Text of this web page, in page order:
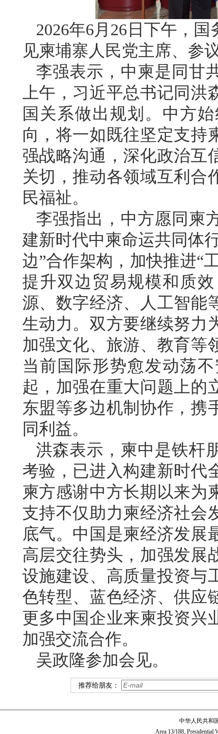
2026年6月26日下午，
见柬埔寨人民党主席、参
李强表示，中柬是同甘
上午，习近平总书记同
国关系做出规划。中方
向，将一如既往坚定支持
强战略沟通，深化政治互
关切，推动各领域互利合
民福祉。
李强指出，中方愿同柬
建新时代中柬命运共同体
边”合作架构，加快推进“
提升双边贸易规模和质
源、数字经济、人工智能
生动力。双方要继续努力
加强文化、旅游、教育等
当前国际形势愈发动荡
起，加强在重大问题上的
东盟等多边机制协作，携
同利益。
洪森表示，柬中是铁杆
考验，已进入构建新时代
柬方感谢中方长期以来为
支持不仅助力柬经济社会
底气。中国是柬经济发展
高层交往势头，加强发展
设施建设、高质量投资与
色转型、蓝色经济、供应
更多中国企业来柬投资兴
加强交流合作。
吴政隆参加会见。
推荐给朋友：
中华人民共和
Area 13/188, Presidential